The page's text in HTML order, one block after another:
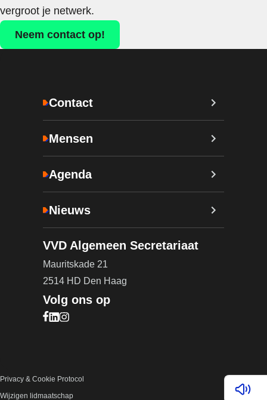
Lees
vergroot je netwerk.
Neem contact op!
Contact
Mensen
Agenda
Nieuws
VVD Algemeen Secretariaat
Mauritskade 21
2514 HD Den Haag
Volg ons op
Bezoek onze Facebook pagina (opent in nieuw
Bezoek onze LinkedIn pagina (opent in nieuw
Bezoek onze Instagram pagina (opent in
Privacy & Cookie Protocol
Wijzigen lidmaatschap